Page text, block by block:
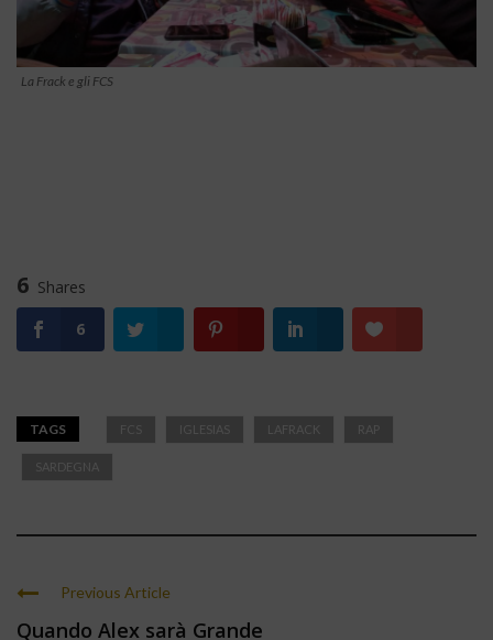
La Frack e gli FCS
6 Shares
6
TAGS FCS IGLESIAS LAFRACK RAP
SARDEGNA
Previous Article
Quando Alex sarà Grande